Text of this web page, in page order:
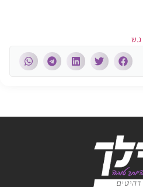
ג.ש